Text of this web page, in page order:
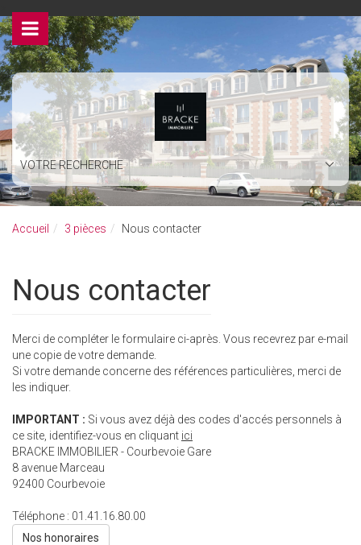
VOTRE RECHERCHE
Accueil 3 pièces Nous contacter
Nous contacter
Merci de compléter le formulaire ci-après. Vous recevrez par e-mail
une copie de votre demande.
Si votre demande concerne des références particulières, merci de
les indiquer.
IMPORTANT : Si vous avez déjà des codes d'accés personnels à
ce site, identifiez-vous en cliquant ici
BRACKE IMMOBILIER - Courbevoie Gare
8 avenue Marceau
92400 Courbevoie
Téléphone : 01.41.16.80.00
Nos honoraires